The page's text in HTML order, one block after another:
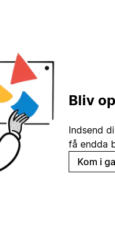
Bliv
Indsend
få endda
Kom i